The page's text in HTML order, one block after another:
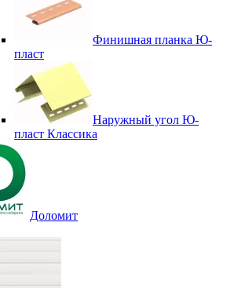
Финишная планка Ю-
пласт
Наружный угол Ю-
пласт Классика
Доломит